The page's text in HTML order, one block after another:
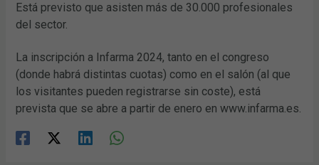
Está previsto que asisten más de 30.000 profesionales
del sector.
La inscripción a Infarma 2024, tanto en el congreso
(donde habrá distintas cuotas) como en el salón (al que
los visitantes pueden registrarse sin coste), está
prevista que se abre a partir de enero en www.infarma.es.